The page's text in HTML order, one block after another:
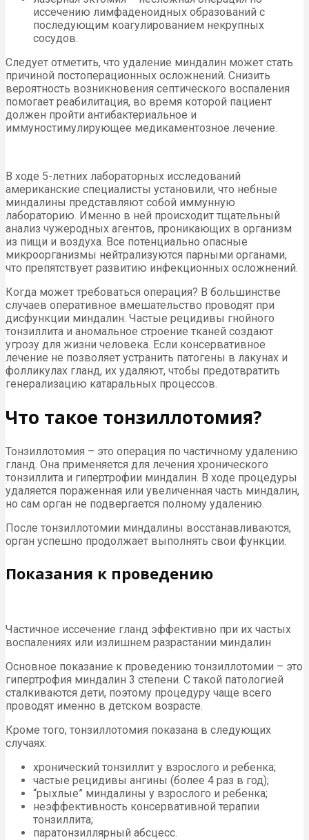
иссечению лимфаденоидных образований с
последующим коагулированием некрупных
сосудов.
Следует отметить, что удаление миндалин может стать
причиной постоперационных осложнений. Снизить
вероятность возникновения септического воспаления
помогает реабилитация, во время которой пациент
должен пройти антибактериальное и
иммуностимулирующее медикаментозное лечение.
В ходе 5-летних лабораторных исследований
американские специалисты установили, что небные
миндалины представляют собой иммунную
лабораторию. Именно в ней происходит тщательный
анализ чужеродных агентов, проникающих в организм
из пищи и воздуха. Все потенциально опасные
микроорганизмы нейтрализуются парными органами,
что препятствует развитию инфекционных осложнений.
Когда может требоваться операция? В большинстве
случаев оперативное вмешательство проводят при
дисфункции миндалин. Частые рецидивы гнойного
тонзиллита и аномальное строение тканей создают
угрозу для жизни человека. Если консервативное
лечение не позволяет устранить патогены в лакунах и
фолликулах гланд, их удаляют, чтобы предотвратить
генерализацию катаральных процессов.
Что такое тонзиллотомия?
Тонзиллотомия – это операция по частичному удалению
гланд. Она применяется для лечения хронического
тонзиллита и гипертрофии миндалин. В ходе процедуры
удаляется пораженная или увеличенная часть миндалин,
но сам орган не подвергается полному удалению.
После тонзиллотомии миндалины восстанавливаются,
орган успешно продолжает выполнять свои функции.
Показания к проведению
Частичное иссечение гланд эффективно при их частых
воспалениях или излишнем разрастании миндалин
Основное показание к проведению тонзиллотомии – это
гипертрофия миндалин 3 степени. С такой патологией
сталкиваются дети, поэтому процедуру чаще всего
проводят именно в детском возрасте.
Кроме того, тонзиллотомия показана в следующих
случаях:
хронический тонзиллит у взрослого и ребенка;
частые рецидивы ангины (более 4 раз в год);
“рыхлые” миндалины у взрослого и ребенка;
неэффективность консервативной терапии
тонзиллита;
паратонзиллярный абсцесс.